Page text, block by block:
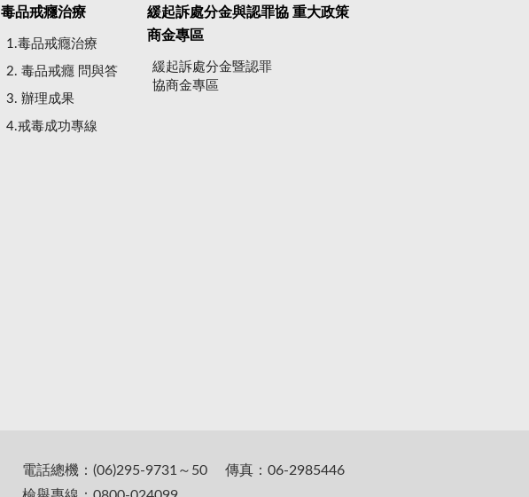
毒品戒癮治療
1.毒品戒癮治療
2. 毒品戒癮 問與答
3. 辦理成果
4.戒毒成功專線
緩起訴處分金與認罪協
商金專區
緩起訴處分金暨認罪
協商金專區
重大政策
電話總機：(06)295-9731～50 傳真：06-2985446